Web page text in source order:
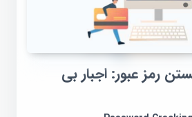
رمز عبور: اجبار بی